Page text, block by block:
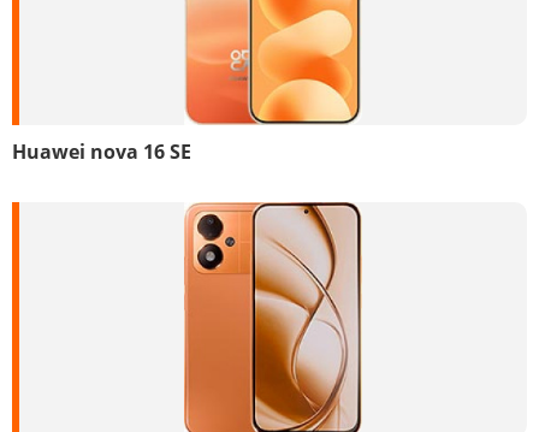
Huawei nova 16 SE